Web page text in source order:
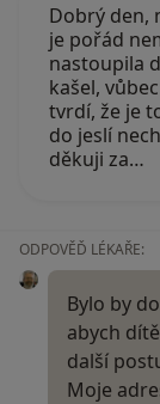
Dobrý den,
je pořád
nastoupila
kašel,
tvrdí, že je
do jeslí
děkuji za…
ODPOVĚĎ LÉKAŘE:
Bylo by
abych
další
Moje